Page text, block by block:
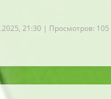
21:30 | Просмотров: 105